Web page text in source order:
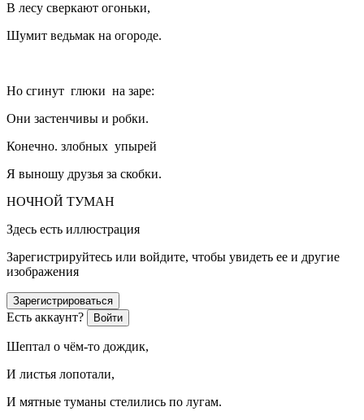
В лесу сверкают огоньки,
Шумит ведьмак на огороде.
Но сгинут глюки на заре:
Они застенчивы и робки.
Конечно. злобных упырей
Я выношу друзья за скобки.
НОЧНОЙ ТУМАН
Здесь есть иллюстрация
Зарегистрируйтесь или войдите, чтобы увидеть ее и другие
изображения
Зарегистрироваться
Есть аккаунт? Войти
Шептал о чём-то дождик,
И листья лопотали,
И мятные туманы стелились по лугам.